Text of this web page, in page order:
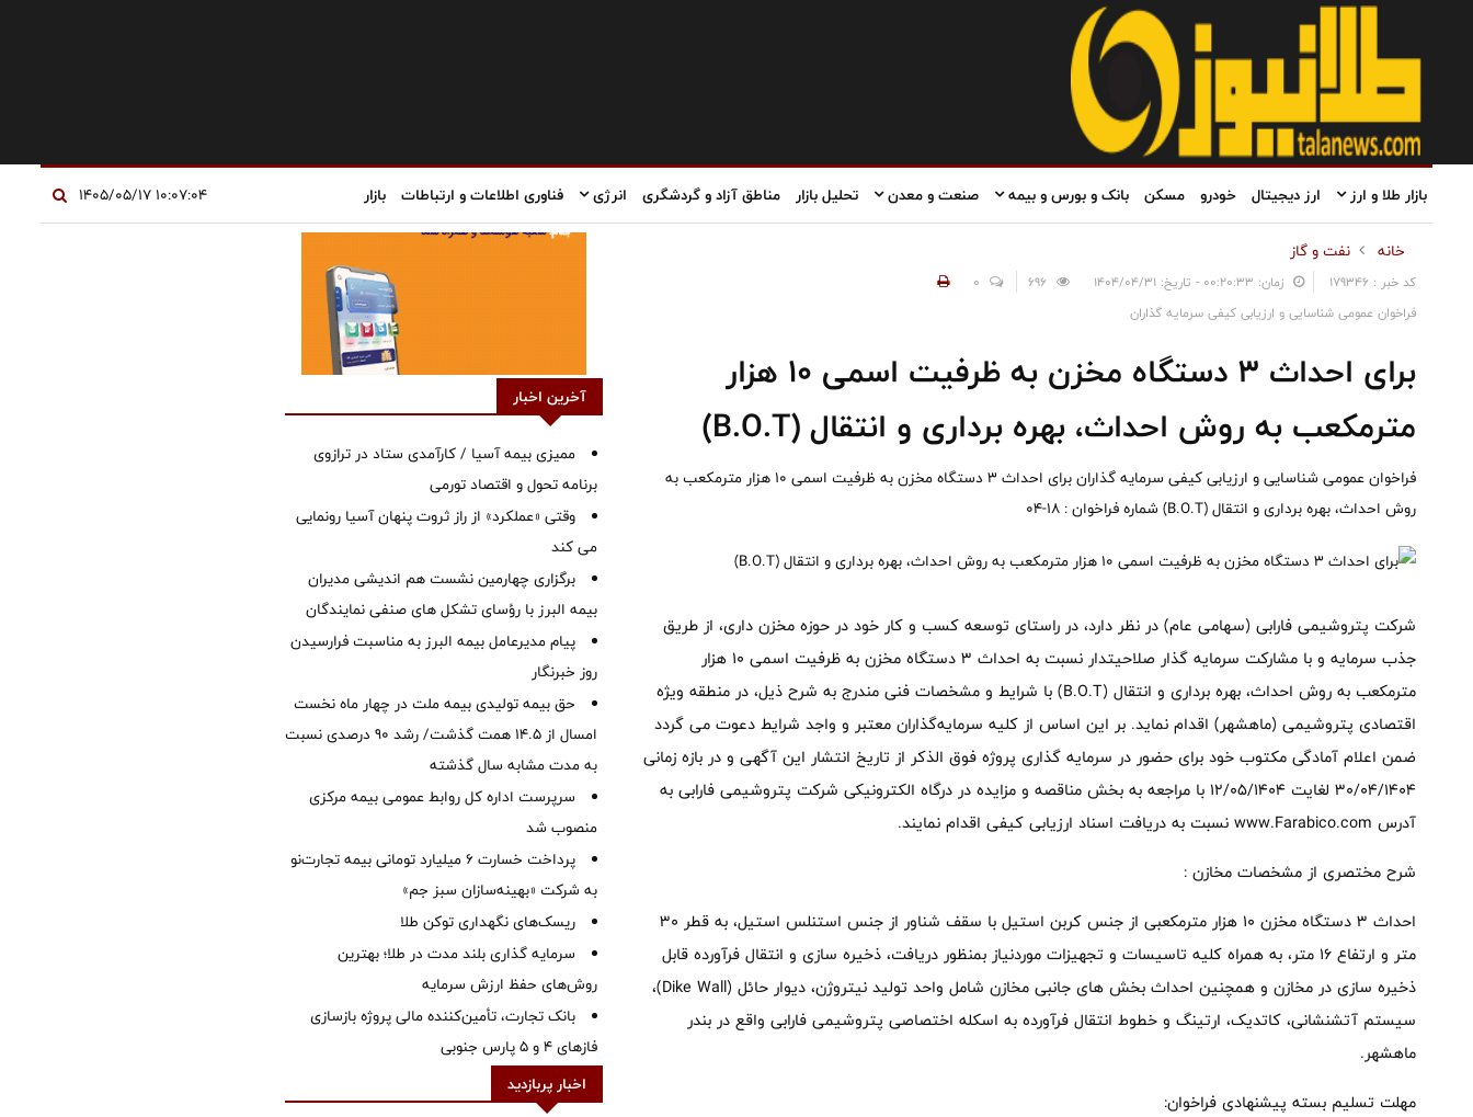
بازار طلا و ارز ارز دیجیتال خودرو مسکن بانک و بورس و بیمه صنعت و معدن تحلیل بازار مناطق آزاد و گردشگری انرژی فناوری اطلاعات و ارتباطات بازار
خانه نفت و گاز
کد خبر : 179346 زمان: ۰۰:۲۰:۳۳ - تاریخ: ۱۴۰۴/۰۴/۳۱
0
فراخوان عمومی شناسایی و ارزیابی کیفی سرمایه گذاران
برای احداث ۳ دستگاه مخزن به ظرفیت اسمی ۱۰ هزار
مترمکعب به روش احداث، بهره برداری و انتقال (B.O.T)
فراخوان عمومی شناسایی و ارزیابی کیفی سرمایه گذاران برای احداث 3 دستگاه مخزن به ظرفیت اسمی 10 هزار مترمکعب به
روش احداث، بهره برداری و انتقال (B.O.T) شماره فراخوان : 18-04
شرکت پتروشیمی فارابی (سهامی عام) در نظر دارد، در راستای توسعه کسب و کار خود در حوزه مخزن داری، از طریق
جذب سرمایه و با مشارکت سرمایه گذار صلاحیتدار نسبت به احداث ۳ دستگاه مخزن به ظرفیت اسمی ۱۰ هزار
مترمکعب به روش احداث، بهره برداری و انتقال (B.O.T) با شرایط و مشخصات فنی مندرج به شرح ذیل، در منطقه ویژه
اقتصادی پتروشیمی (ماهشهر) اقدام نماید. بر این اساس از کلیه سرمایه‌گذاران معتبر و واجد شرایط دعوت می گردد
ضمن اعلام آمادگی مکتوب خود برای حضور در سرمایه گذاری پروژه فوق الذکر از تاریخ انتشار این آگهی و در بازه زمانی
۳۰/۰۴/۱۴۰۴ لغایت ۱۲/۰۵/۱۴۰۴ با مراجعه به بخش مناقصه و مزایده در درگاه الکترونیکی شرکت پتروشیمی فارابی به
آدرس www.Farabico.com نسبت به دریافت اسناد ارزیابی کیفی اقدام نمایند.
شرح مختصری از مشخصات مخازن :
احداث ۳ دستگاه مخزن ۱۰ هزار مترمکعبی از جنس کربن استیل با سقف شناور از جنس استنلس استیل، به قطر ۳۰
متر و ارتفاع ۱۶ متر، به همراه کلیه تاسیسات و تجهیزات موردنیاز بمنظور دریافت، ذخیره سازی و انتقال فرآورده قابل
ذخیره سازی در مخازن و همچنین احداث بخش های جانبی مخازن شامل واحد تولید نیتروژن، دیوار حائل (Dike Wall)،
سیستم آتشنشانی، کاتدیک، ارتینگ و خطوط انتقال فرآورده به اسکله اختصاصی پتروشیمی فارابی واقع در بندر
ماهشهر.
مهلت تسلیم بسته پیشنهادی فراخوان:
آخرین اخبار
ممیزی بیمه آسیا / کارآمدی ستاد در ترازوی
برنامه تحول و اقتصاد تورمی
وقتی «عملکرد» از راز ثروت پنهان آسیا رونمایی
می کند
برگزاری چهارمین نشست هم اندیشی مدیران
بیمه البرز با رؤسای تشکل های صنفی نمایندگان
پیام مدیرعامل بیمه البرز به مناسبت فرارسیدن
روز خبرنگار
حق بیمه تولیدی بیمه ملت در چهار ماه نخست
امسال از 14.5 همت گذشت/ رشد 90 درصدی نسبت
به مدت مشابه سال گذشته
سرپرست اداره كل روابط عمومی بیمه مركزی
منصوب شد
پرداخت خسارت ۶ میلیارد تومانی بیمه تجارت‌نو
به شرکت «بهینه‌سازان سبز جم»
ریسک‌های نگهداری توکن طلا
سرمایه گذاری بلند مدت در طلا؛ بهترین
روش‌های حفظ ارزش سرمایه
بانک تجارت، تأمین‌کننده مالی پروژه بازسازی
فازهای ۴ و ۵ پارس جنوبی
اخبار پربازدید